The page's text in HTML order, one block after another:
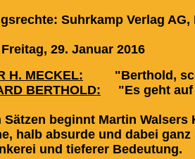
Suhrkamp Verlag AG,
29. Januar 2016
H. MECKEL: "Berthold,
BERTHOLD: "Es geht auf
Sätzen beginnt Martin
halb absurde und dabei
und tieferer Bedeutung.